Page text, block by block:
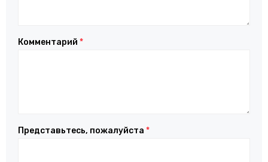
Комментарий *
Представьтесь, пожалуйста *